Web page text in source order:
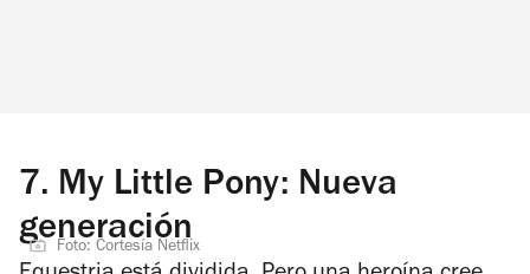
7. My Little Pony: Nueva
generación
Foto: Cortesía Netflix